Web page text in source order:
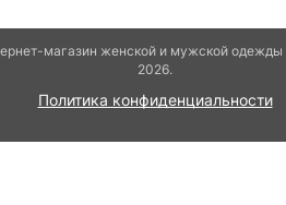
магазин женской и мужской
2026.
Политика конфиденциальности